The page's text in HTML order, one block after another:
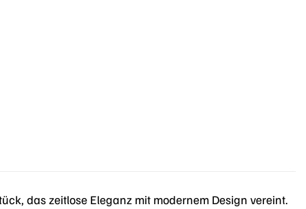
das zeitlose Eleganz mit modernem Design vereint.